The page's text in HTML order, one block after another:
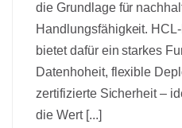
die Grundlage für
Handlungsfähigkeit.
bietet dafür ein starkes
Datenhoheit, flexible
zertifizierte Sicherheit –
die Wert [...]